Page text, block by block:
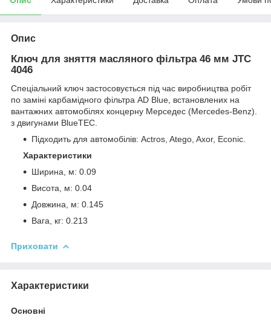
Опис
Ключ для зняття масляного фільтра 46 мм JTC
4046
Спеціальний ключ застосовується під час виробництва робіт
по заміні карбамідного фільтра AD Blue, встановлених на
вантажних автомобілях концерну Мерседес (Mercedes-Benz).
з двигунами BlueTEC.
Підходить для автомобілів: Actros, Atego, Axor, Econic.
Характеристики
Ширина, м: 0.09
Висота, м: 0.04
Довжина, м: 0.145
Вага, кг: 0.213
Приховати
Характеристики
Основні